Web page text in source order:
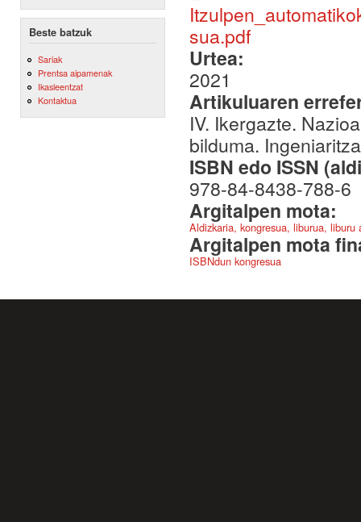
Beste batzuk
Sariak
Prentsa aipamenak
Ikasleentzat
Kontaktua
sua.pdf
Urtea:
2021
Artikuluaren
IV. Ikergazte.
bilduma.
ISBN edo ISSN
978-84-8438-788-6
Argitalpen mota:
Aldizkaria, kongresua, liburua,
Argitalpen mota
ISBNdun kongresua